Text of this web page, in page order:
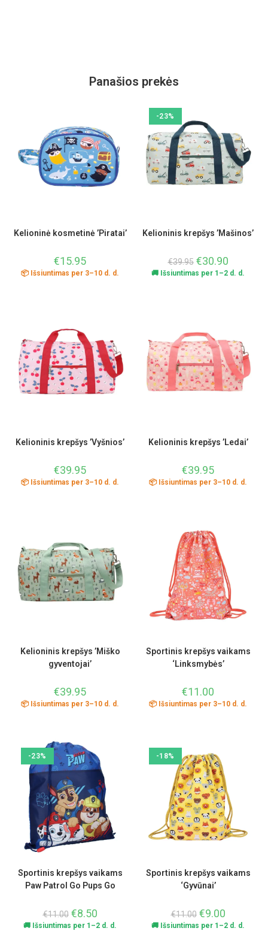
Panašios prekės
Kelioninė kosmetinė ’Piratai’
€15.95
📦 Išsiuntimas per 3–10 d. d.
-23%
Kelioninis krepšys ’Mašinos’
€39.95 €30.90
🚚 Išsiuntimas per 1–2 d. d.
Kelioninis krepšys ’Vyšnios’
€39.95
📦 Išsiuntimas per 3–10 d. d.
Kelioninis krepšys ’Ledai’
€39.95
📦 Išsiuntimas per 3–10 d. d.
Kelioninis krepšys ’Miško
gyventojai’
€39.95
📦 Išsiuntimas per 3–10 d. d.
Sportinis krepšys vaikams
‘Linksmybės’
€11.00
📦 Išsiuntimas per 3–10 d. d.
-23%
Sportinis krepšys vaikams
Paw Patrol Go Pups Go
€11.00 €8.50
🚚 Išsiuntimas per 1–2 d. d.
-18%
Sportinis krepšys vaikams
‘Gyvūnai’
€11.00 €9.00
🚚 Išsiuntimas per 1–2 d. d.